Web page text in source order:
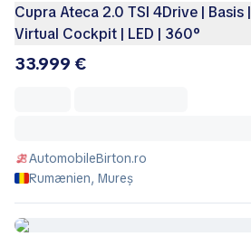
Cupra Ateca 2.0 TSI 4Drive | Basis |
Virtual Cockpit | LED | 360°
33.999 €
AutomobileBirton.ro
Rumænien, Mureș